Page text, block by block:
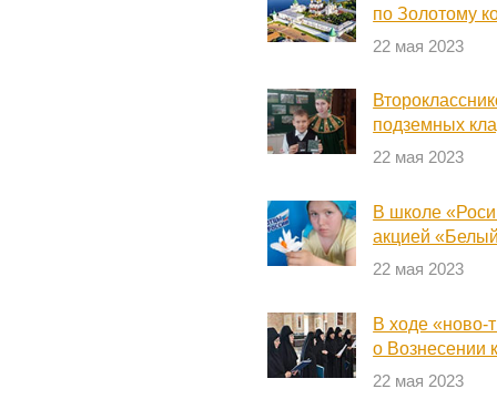
по Золотому
22 мая 2023
подземных
22 мая 2023
В школе
акцией
22 мая 2023
В ходе «ново-
о Вознесении
22 мая 2023